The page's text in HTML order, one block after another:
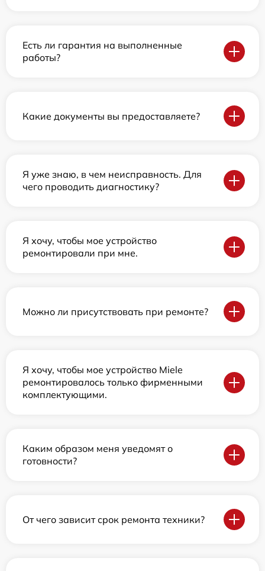
Есть ли гарантия на выполненные
работы?
Какие документы вы предоставляете?
Я уже знаю, в чем неисправность. Для
чего проводить диагностику?
Я хочу, чтобы мое устройство
ремонтировали при мне.
Можно ли присутствовать при ремонте?
Я хочу, чтобы мое устройство Miele
ремонтировалось только фирменными
комплектующими.
Каким образом меня уведомят о
готовности?
От чего зависит срок ремонта техники?